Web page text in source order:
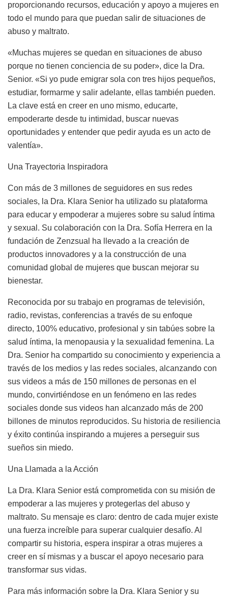
proporcionando recursos, educación y apoyo a mujeres en
todo el mundo para que puedan salir de situaciones de
abuso y maltrato.
«Muchas mujeres se quedan en situaciones de abuso
porque no tienen conciencia de su poder», dice la Dra.
Senior. «Si yo pude emigrar sola con tres hijos pequeños,
estudiar, formarme y salir adelante, ellas también pueden.
La clave está en creer en uno mismo, educarte,
empoderarte desde tu intimidad, buscar nuevas
oportunidades y entender que pedir ayuda es un acto de
valentía».
Una Trayectoria Inspiradora
Con más de 3 millones de seguidores en sus redes
sociales, la Dra. Klara Senior ha utilizado su plataforma
para educar y empoderar a mujeres sobre su salud íntima
y sexual. Su colaboración con la Dra. Sofía Herrera en la
fundación de Zenzsual ha llevado a la creación de
productos innovadores y a la construcción de una
comunidad global de mujeres que buscan mejorar su
bienestar.
Reconocida por su trabajo en programas de televisión,
radio, revistas, conferencias a través de su enfoque
directo, 100% educativo, profesional y sin tabúes sobre la
salud íntima, la menopausia y la sexualidad femenina. La
Dra. Senior ha compartido su conocimiento y experiencia a
través de los medios y las redes sociales, alcanzando con
sus videos a más de 150 millones de personas en el
mundo, convirtiéndose en un fenómeno en las redes
sociales donde sus videos han alcanzado más de 200
billones de minutos reproducidos. Su historia de resiliencia
y éxito continúa inspirando a mujeres a perseguir sus
sueños sin miedo.
Una Llamada a la Acción
La Dra. Klara Senior está comprometida con su misión de
empoderar a las mujeres y protegerlas del abuso y
maltrato. Su mensaje es claro: dentro de cada mujer existe
una fuerza increíble para superar cualquier desafío. Al
compartir su historia, espera inspirar a otras mujeres a
creer en sí mismas y a buscar el apoyo necesario para
transformar sus vidas.
Para más información sobre la Dra. Klara Senior y su